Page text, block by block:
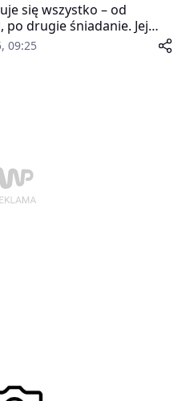
się wszystko – od
po drugie śniadanie. Jej
owiana tajemnicą i żadna
do niej zaglądał. Chcemy
09:25